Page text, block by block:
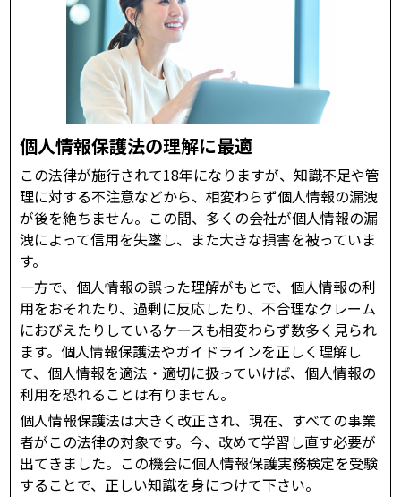
個人情報保護法の理解に最適
この法律が施行されて18年になりますが、知識不足や管
理に対する不注意などから、相変わらず個人情報の漏洩
が後を絶ちません。この間、多くの会社が個人情報の漏
洩によって信用を失墜し、また大きな損害を被っていま
す。
一方で、個人情報の誤った理解がもとで、個人情報の利
用をおそれたり、過剰に反応したり、不合理なクレーム
におびえたりしているケースも相変わらず数多く見られ
ます。個人情報保護法やガイドラインを正しく理解し
て、個人情報を適法・適切に扱っていけば、個人情報の
利用を恐れることは有りません。
個人情報保護法は大きく改正され、現在、すべての事業
者がこの法律の対象です。今、改めて学習し直す必要が
出てきました。この機会に個人情報保護実務検定を受験
することで、正しい知識を身につけて下さい。